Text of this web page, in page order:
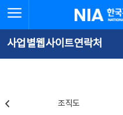
문
로
가
체
뉴
바
가
한국지능정보
사업별웹사이트연락처
조직도